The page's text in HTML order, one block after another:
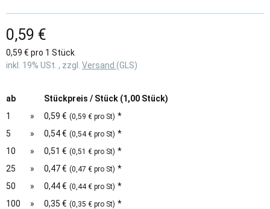
0,59 €
0,59 € pro 1 Stück
inkl. 19% USt. , zzgl. Versand (GLS)
ab
Stückpreis / Stück (1,00 Stück)
1
» 0,59 € (0,59 € pro St) *
5
» 0,54 € (0,54 € pro St) *
10
» 0,51 € (0,51 € pro St) *
25
» 0,47 € (0,47 € pro St) *
50
» 0,44 € (0,44 € pro St) *
100
» 0,35 € (0,35 € pro St) *